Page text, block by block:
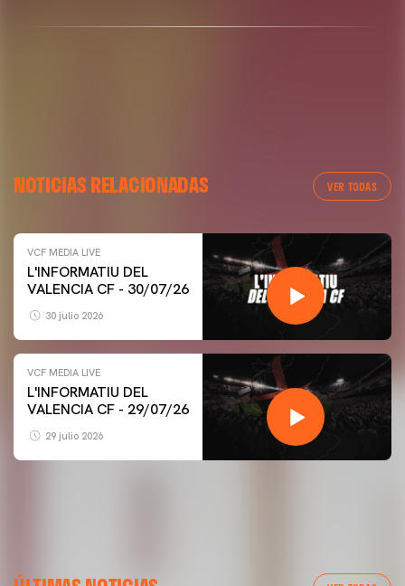
NOTICIAS RELACIONADAS VER TODAS
VCF MEDIA LIVE
L'INFORMATIU DEL
VALENCIA CF - 30/07/26
30 julio 2026
VCF MEDIA LIVE
L'INFORMATIU DEL
VALENCIA CF - 29/07/26
29 julio 2026